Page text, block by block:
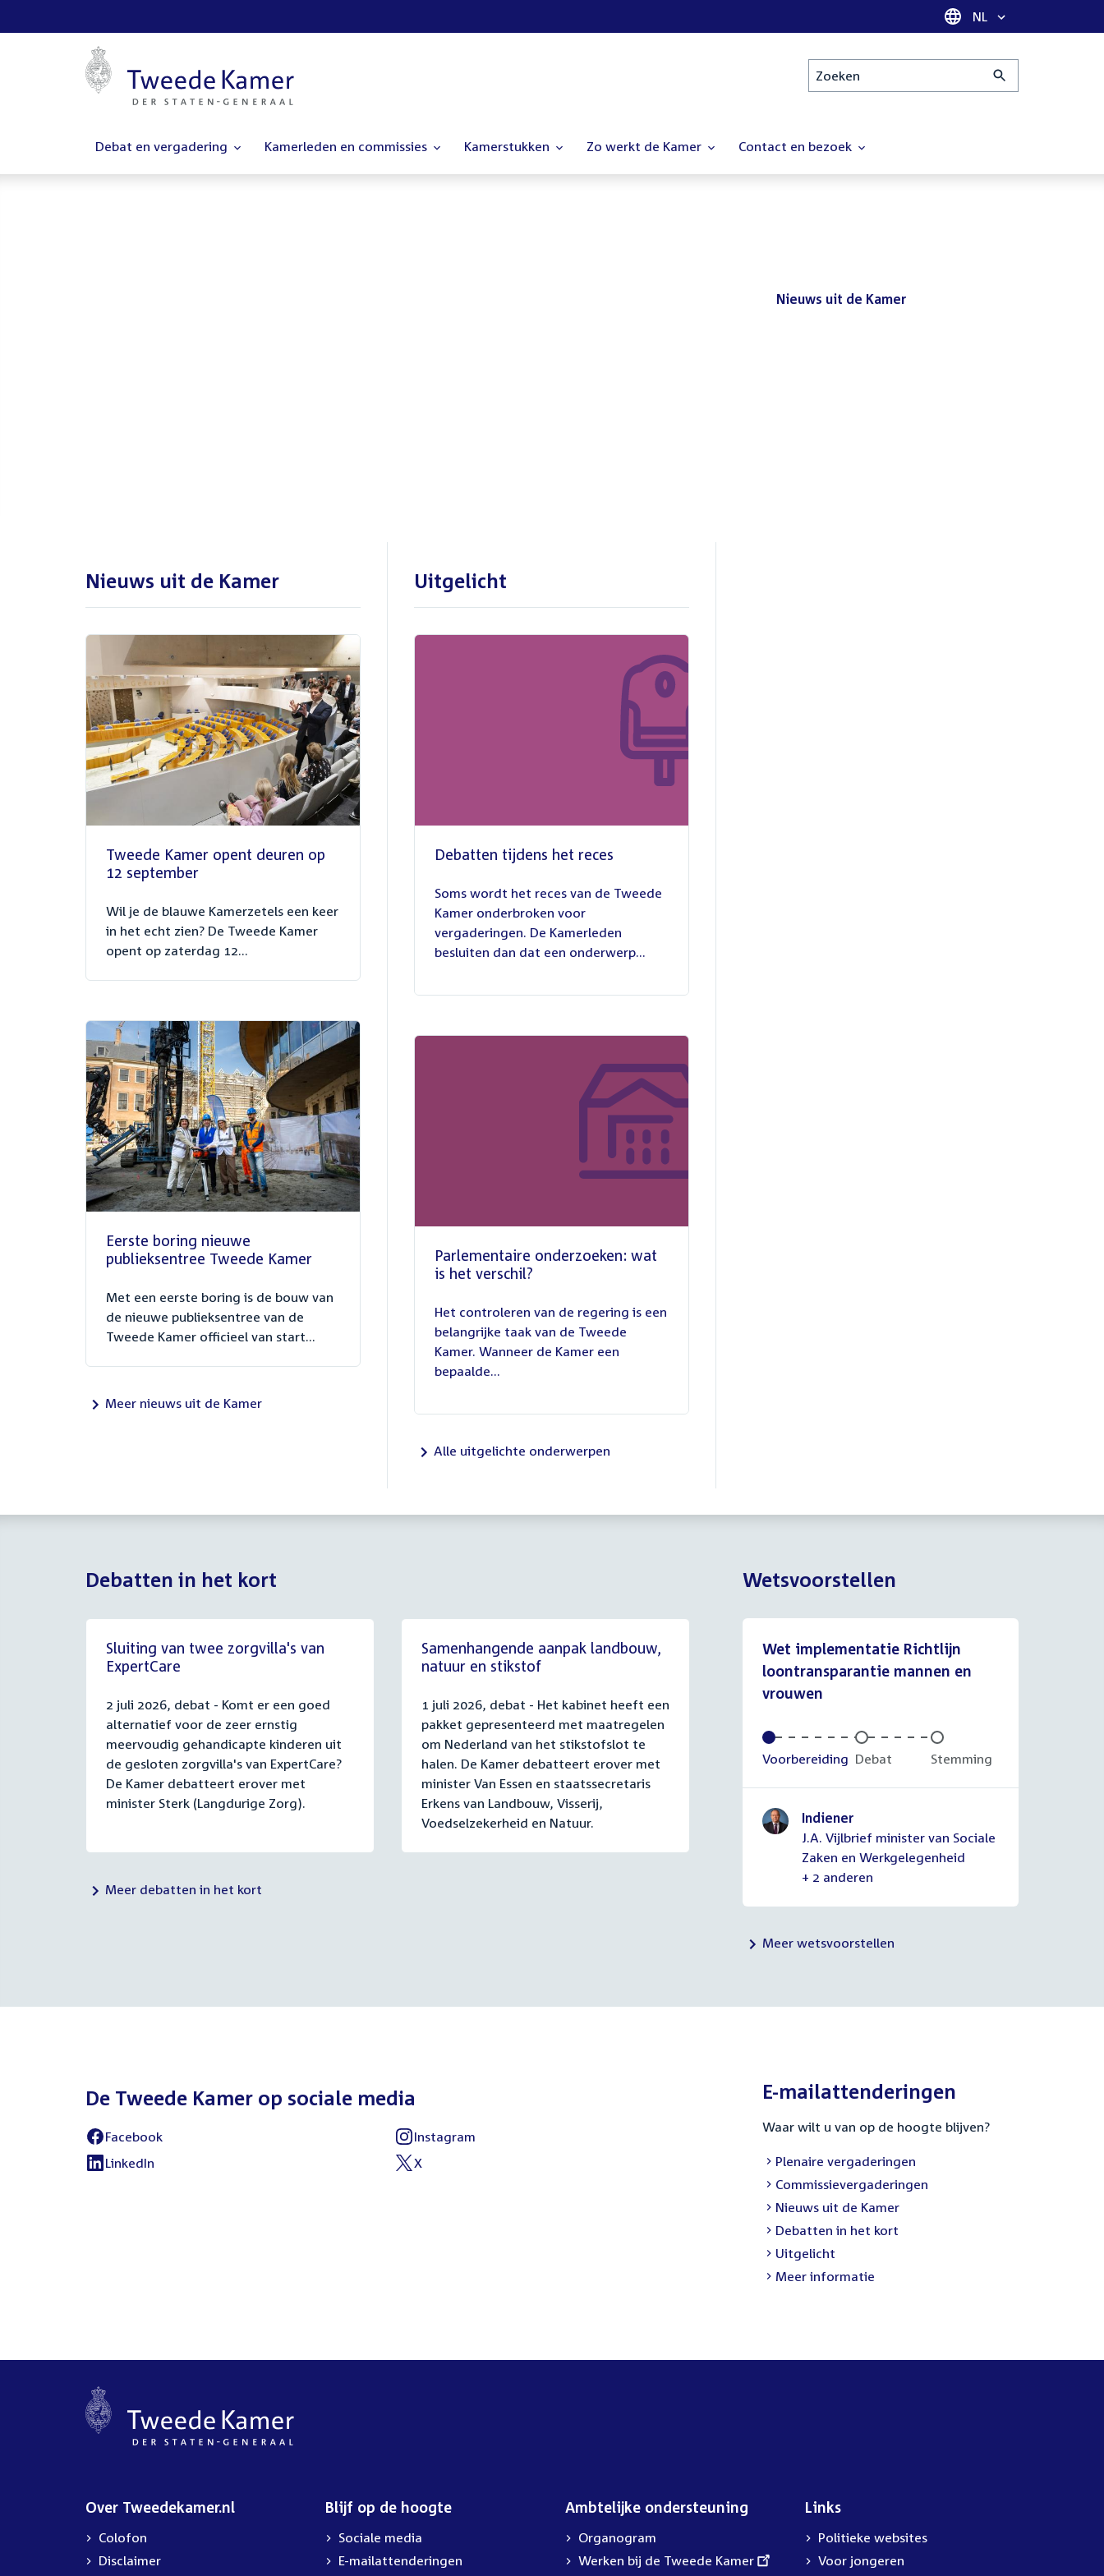
Taal selectie
NL
Zoeken
Debat en vergadering Kamerleden en commissies Kamerstukken Zo werkt de Kamer Contact en bezoek
Nieuws uit de Kamer
Nieuws uit de Kamer
Tweede Kamer opent deuren op
12 september
Wil je de blauwe Kamerzetels een keer
in het echt zien? De Tweede Kamer
opent op zaterdag 12...
Eerste boring nieuwe
publieksentree Tweede Kamer
Met een eerste boring is de bouw van
de nieuwe publieksentree van de
Tweede Kamer officieel van start...
Meer nieuws uit de Kamer
Uitgelicht
Debatten tijdens het reces
juli
2026
Soms wordt het reces van de Tweede
Kamer onderbroken voor
vergaderingen. De Kamerleden
besluiten dan dat een onderwerp...
Parlementaire onderzoeken: wat
is het verschil?
juli
2026
Het controleren van de regering is een
belangrijke taak van de Tweede
Kamer. Wanneer de Kamer een
bepaalde...
Alle uitgelichte onderwerpen
Debatten in het kort
Sluiting van twee zorgvilla's van
ExpertCare
2 juli 2026, debat - Komt er een goed
alternatief voor de zeer ernstig
meervoudig gehandicapte kinderen uit
de gesloten zorgvilla's van ExpertCare?
De Kamer debatteert erover met
minister Sterk (Langdurige Zorg).
Samenhangende aanpak landbouw,
natuur en stikstof
1 juli 2026, debat - Het kabinet heeft een
pakket gepresenteerd met maatregelen
om Nederland van het stikstofslot te
halen. De Kamer debatteert erover met
minister Van Essen en staatssecretaris
Erkens van Landbouw, Visserij,
Voedselzekerheid en Natuur.
Meer debatten in het kort
Wetsvoorstellen
Wet implementatie Richtlijn
loontransparantie mannen en
vrouwen
Voltooid:
Voorbereiding Onvoltooid:
Debat Onvoltooid:
Stemming
Indiener
J.A. Vijlbrief minister van Sociale
Zaken en Werkgelegenheid
+ 2 anderen
Meer wetsvoorstellen
De Tweede Kamer op sociale media
External
link:
Facebook
External
link:
Instagram
External
LinkedIn
External
X
E-mailattenderingen
Waar wilt u van op de hoogte blijven?
External
link:
Plenaire vergaderingen
External
link:
Commissievergaderingen
External
link:
Nieuws uit de Kamer
External
link:
Debatten in het kort
External
link:
Uitgelicht
Meer informatie
Over Tweedekamer.nl
Colofon
Disclaimer
Blijf op de hoogte
Sociale media
E-mailattenderingen
Ambtelijke ondersteuning
Organogram
External
Werken bij de Tweede Kamer
Links
Politieke websites
Voor jongeren